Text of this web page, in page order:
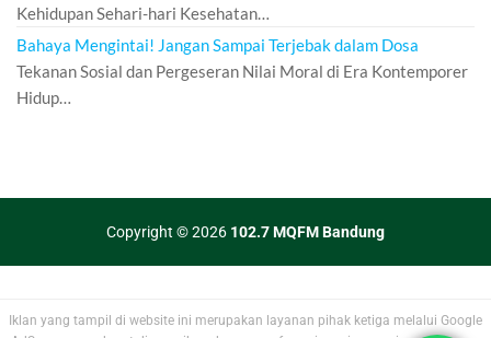
Kehidupan Sehari-hari Kesehatan…
Bahaya Mengintai! Jangan Sampai Terjebak dalam Dosa
Tekanan Sosial dan Pergeseran Nilai Moral di Era Kontemporer
Hidup…
Copyright © 2026 102.7 MQFM Bandung
Iklan yang tampil di website ini merupakan layanan pihak ketiga melalui Google